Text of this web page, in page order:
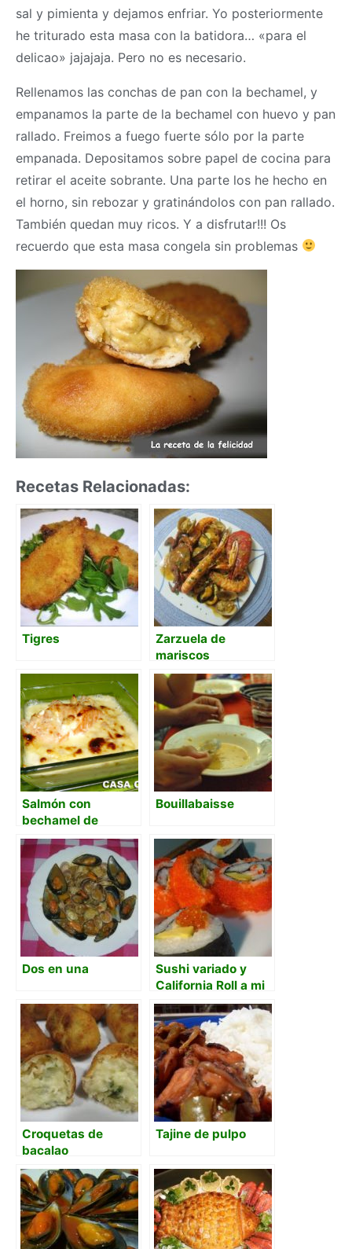
sal y pimienta y dejamos enfriar. Yo posteriormente
he triturado esta masa con la batidora… «para el
delicao» jajajaja. Pero no es necesario.
Rellenamos las conchas de pan con la bechamel, y
empanamos la parte de la bechamel con huevo y pan
rallado. Freimos a fuego fuerte sólo por la parte
empanada. Depositamos sobre papel de cocina para
retirar el aceite sobrante. Una parte los he hecho en
el horno, sin rebozar y gratinándolos con pan rallado.
También quedan muy ricos. Y a disfrutar!!! Os
recuerdo que esta masa congela sin problemas
Recetas Relacionadas:
Tigres
Zarzuela de
mariscos
Salmón con
bechamel de
gambas al ajillo
Bouillabaisse
Dos en una
Sushi variado y
California Roll a mi
manera
Croquetas de
bacalao
Tajine de pulpo